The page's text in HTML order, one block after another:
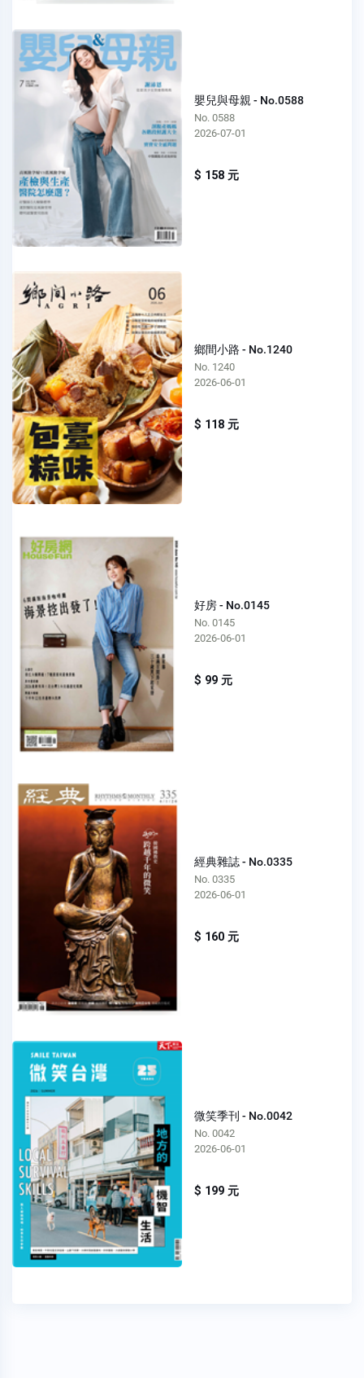
嬰兒與母親 - No.0588
No. 0588
2026-07-01
$ 158 元
鄉間小路 - No.1240
No. 1240
2026-06-01
$ 118 元
好房 - No.0145
No. 0145
2026-06-01
$ 99 元
經典雜誌 - No.0335
No. 0335
2026-06-01
$ 160 元
微笑季刊 - No.0042
No. 0042
2026-06-01
$ 199 元